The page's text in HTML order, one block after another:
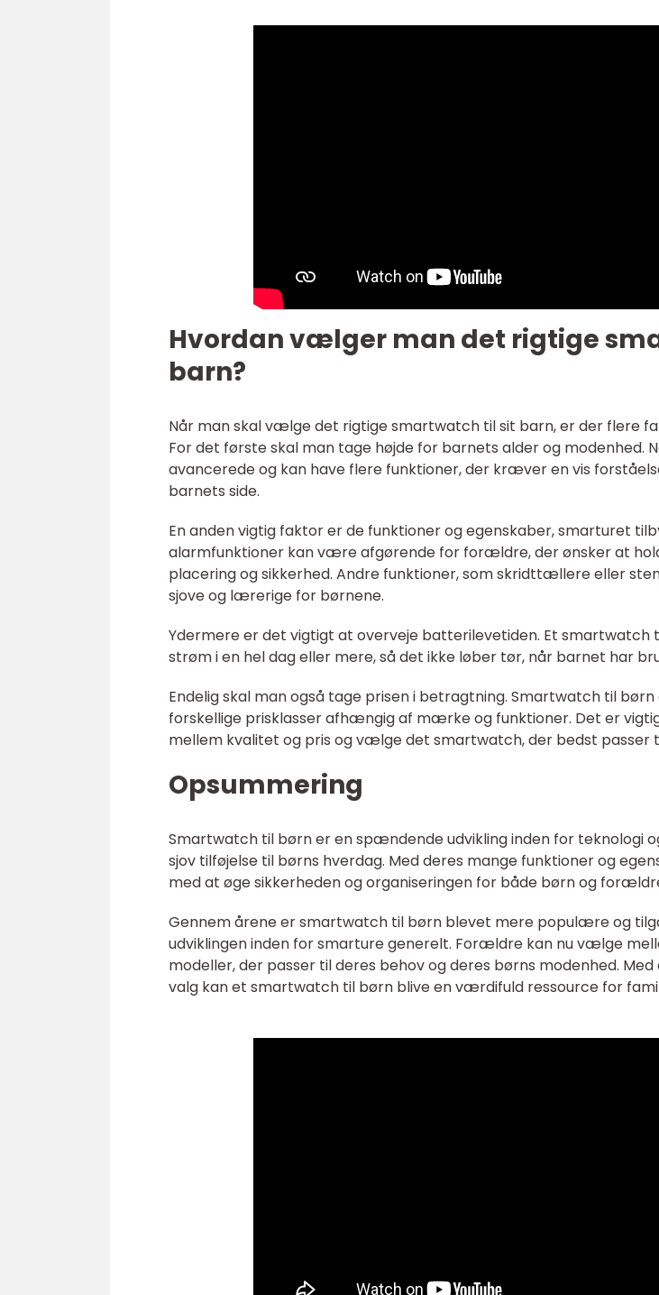
Hvordan vælger man det rigtige
barn?
Når man skal vælge det rigtige smartwatch til sit barn, er der flere
For det første skal man tage højde for barnets alder og modenhed.
avancerede og kan have flere funktioner, der kræver en vis
barnets side.
En anden vigtig faktor er de funktioner og egenskaber, smarturet
alarmfunktioner kan være afgørende for forældre, der ønsker at
placering og sikkerhed. Andre funktioner, som skridttællere eller
sjove og lærerige for børnene.
Ydermere er det vigtigt at overveje batterilevetiden. Et smartwatch
strøm i en hel dag eller mere, så det ikke løber tør, når barnet har
Endelig skal man også tage prisen i betragtning. Smartwatch til
forskellige prisklasser afhængig af mærke og funktioner. Det er
mellem kvalitet og pris og vælge det smartwatch, der bedst passer
Opsummering
Smartwatch til børn er en spændende udvikling inden for teknologi
sjov tilføjelse til børns hverdag. Med deres mange funktioner og
med at øge sikkerheden og organiseringen for både børn og
Gennem årene er smartwatch til børn blevet mere populære og
udviklingen inden for smarture generelt. Forældre kan nu vælge
modeller, der passer til deres behov og deres børns modenhed.
valg kan et smartwatch til børn blive en værdifuld ressource for